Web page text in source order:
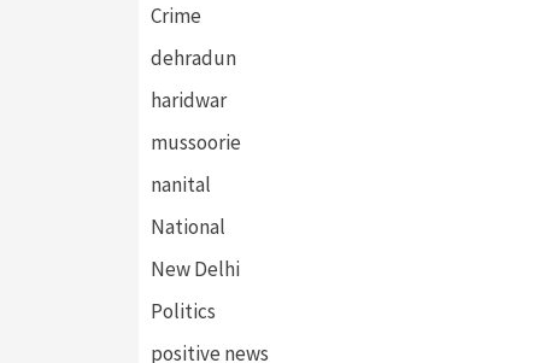
Crime
dehradun
haridwar
mussoorie
nanital
National
New Delhi
Politics
positive news